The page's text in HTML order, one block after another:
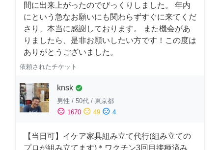
間に出来上がったのでびっくりしました。 年内
にという急なお願いにも関わらずすぐに来てくだ
さり、本当に感謝しております。 また機会があ
りましたら、是非お願いしたい方です！この度は
ありがとうございました。
依頼されたチケット
knsk check_circle
男性 / 50代 / 東京都
sentiment_satisfied 1670 sentiment_neutral 49 sentiment_dissatisfied 4
【当日可】イケア家具組み立て代行(組み立ての
プロが組み立てます)＊ワクチン3回目接種済み